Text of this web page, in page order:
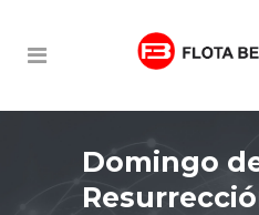
Domingo